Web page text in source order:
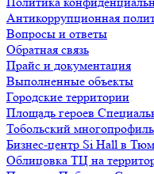
Антикоррупционная
Вопросы и ответы
Обратная связь
Прайс и документация
Выполненные объекты
Городские территории
Площадь героев
Тобольский
Бизнес-центр Si Hall в
Облицовка ТЦ на